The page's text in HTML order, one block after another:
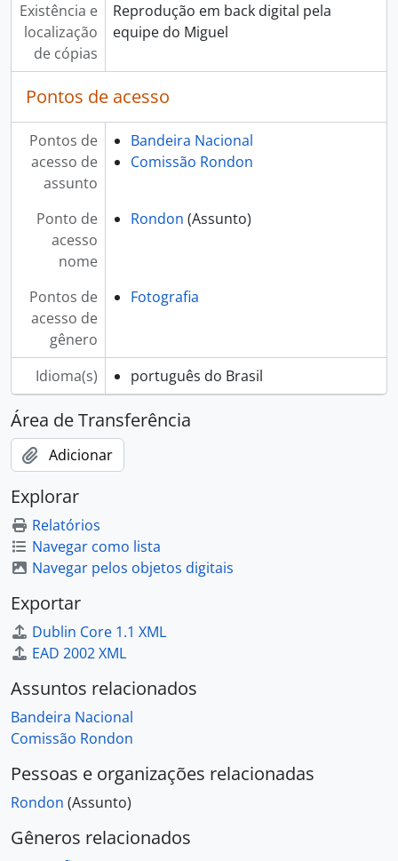
Existência e
localização
de cópias
Reprodução em back digital pela
equipe do Miguel
Pontos de acesso
Pontos de
acesso de
assunto
Bandeira Nacional
Comissão Rondon
Ponto de
acesso
nome
Rondon (Assunto)
Pontos de
acesso de
gênero
Fotografia
Idioma(s) português do Brasil
Área de Transferência
Adicionar
Explorar
Relatórios
Navegar como lista
Navegar pelos objetos digitais
Exportar
Dublin Core 1.1 XML
EAD 2002 XML
Assuntos relacionados
Bandeira Nacional
Comissão Rondon
Pessoas e organizações relacionadas
Rondon (Assunto)
Gêneros relacionados